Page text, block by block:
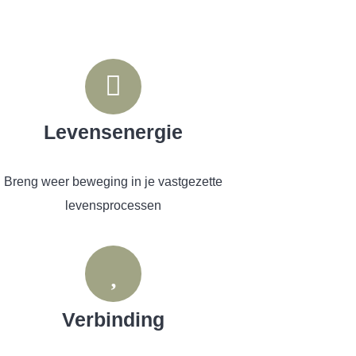
Levensenergie
Breng weer beweging in je vastgezette
levensprocessen
Verbinding